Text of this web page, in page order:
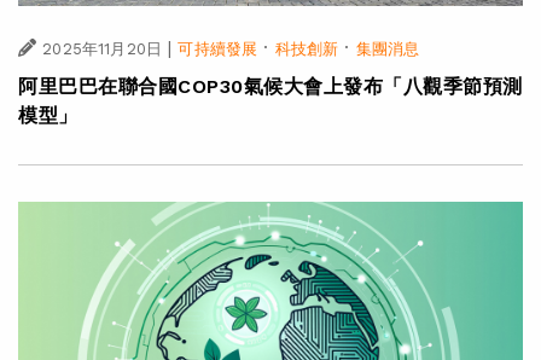
2025年11月20日 | 可持續發展 · 科技創新 · 集團消息
阿里巴巴在聯合國COP30氣候大會上發布「八觀季節預測
模型」